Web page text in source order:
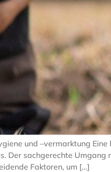
und –vermarktung Eine
Der sachgerechte Umgang
Faktoren, um […]